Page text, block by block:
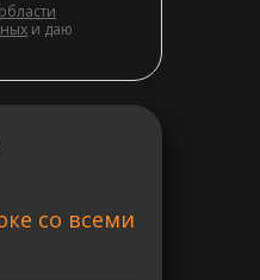
и даю
со всеми